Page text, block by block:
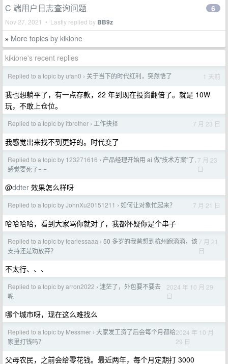
C 端用户日志查询问题
Nov 27, 2021 • Lastly replied by BB9z
6
» More topics by kikione
kikione's recent replies
Replied to a topic by ufan0 › 关于当下的时代红利，突然悟了 1 天前
我也想躺平了，有一点存款，22 年到现在投资翻倍了。就是 10W
玩，不敢上仓位。
Replied to a topic by itbrother › 工作抉择 7 月 23 日
我感觉出来找不到更好的。时代变了
Replied to a topic by 123271616 › 产品经理开始用 ai 做"技术方案"了,
感觉要死了= =
7 月 23
日
@ddter 效果怎么样呀
Replied to a topic by JohnXu20151211 › 如何让对象忙起来？ 7 月 21 日
哈哈哈哈，看到大家骂你就对了，我都怀疑你是个串子
Replied to a topic by fearlessaaa › 50 多岁的我爸想到杭州跑滴滴，该
支持还是劝放弃？
7 月 21
日
不太行、、、
Replied to a topic by arron2022 › 迷茫了，外包要不要去
呢
2024 年 10 月 29
日
哪个城市呀，现在这么难找么
Replied to a topic by Messmer › 大家发工资了后会每个月都给
家里打钱吗？
2024 年 10 月
29 日
父母农民，之前会给零花钱。最近两年，每个月定期打 3000